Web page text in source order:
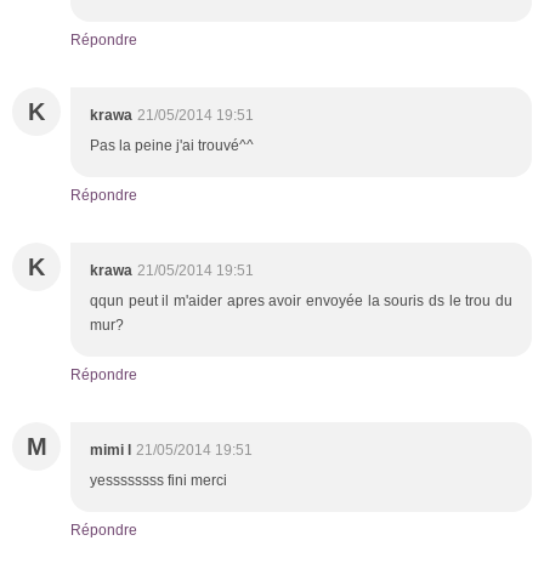
Répondre
K krawa 21/05/2014 19:51
Pas la peine j'ai trouvé^^
Répondre
K krawa 21/05/2014 19:51
qqun peut il m'aider apres avoir envoyée la souris ds le trou du
mur?
Répondre
M mimi l 21/05/2014 19:51
yessssssss fini merci
Répondre